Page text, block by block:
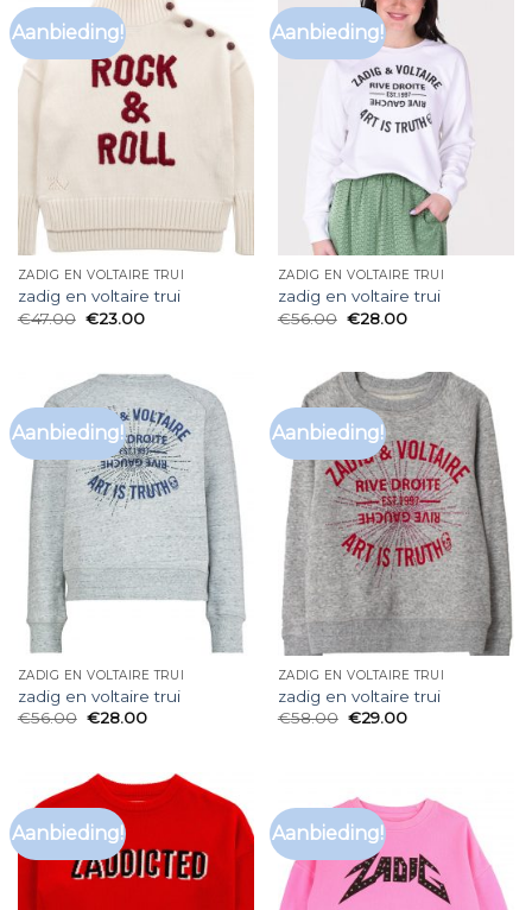
Aanbieding!
ZADIG EN VOLTAIRE TRUI
zadig en voltaire trui
€47.00 €23.00
Aanbieding!
ZADIG EN VOLTAIRE TRUI
zadig en voltaire trui
€56.00 €28.00
Aanbieding!
ZADIG EN VOLTAIRE TRUI
zadig en voltaire trui
€56.00 €28.00
Aanbieding!
ZADIG EN VOLTAIRE TRUI
zadig en voltaire trui
€58.00 €29.00
Aanbieding! Aanbieding!